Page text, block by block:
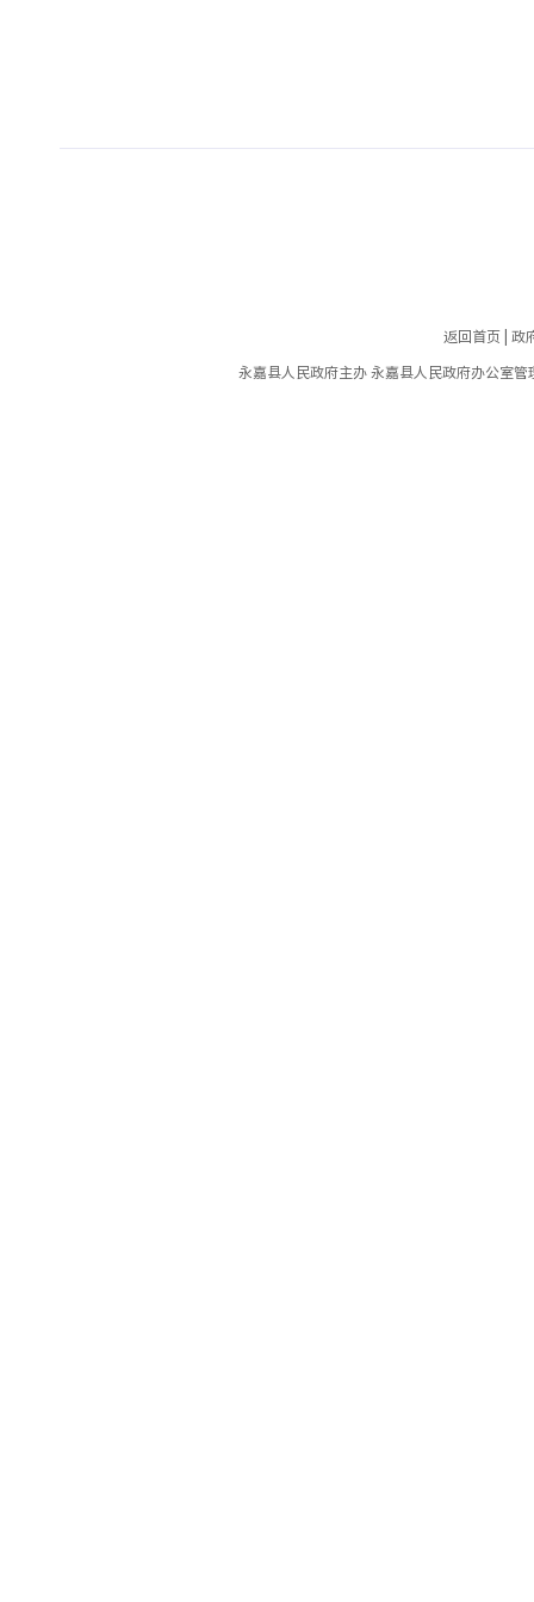
返回首页 | 政
永嘉县人民政府主办 永嘉县人民政府办公室